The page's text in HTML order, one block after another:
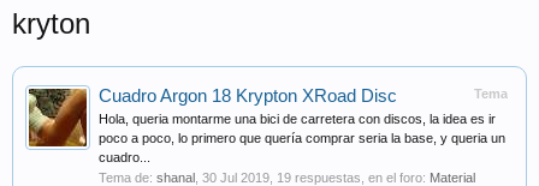
kryton
Tema
Cuadro Argon 18 Krypton XRoad Disc
Hola, queria montarme una bici de carretera con discos, la idea es ir
poco a poco, lo primero que quería comprar seria la base, y queria un
cuadro...
Tema de: shanal 30 Jul 2019 , 19 respuestas, en el foro: Material